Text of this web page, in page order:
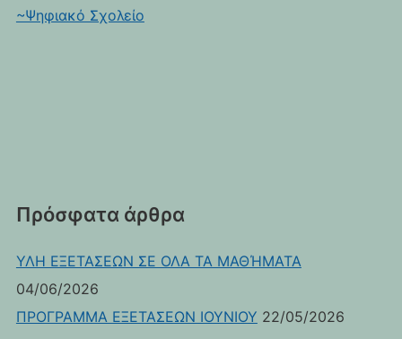
~Ψηφιακό Σχολείο
Πρόσφατα άρθρα
ΥΛΗ ΕΞΕΤΑΣΕΩΝ ΣΕ ΟΛΑ ΤΑ ΜΑΘΉΜΑΤΑ
04/06/2026
ΠΡΟΓΡΑΜΜΑ ΕΞΕΤΑΣΕΩΝ ΙΟΥΝΙΟΥ 22/05/2026